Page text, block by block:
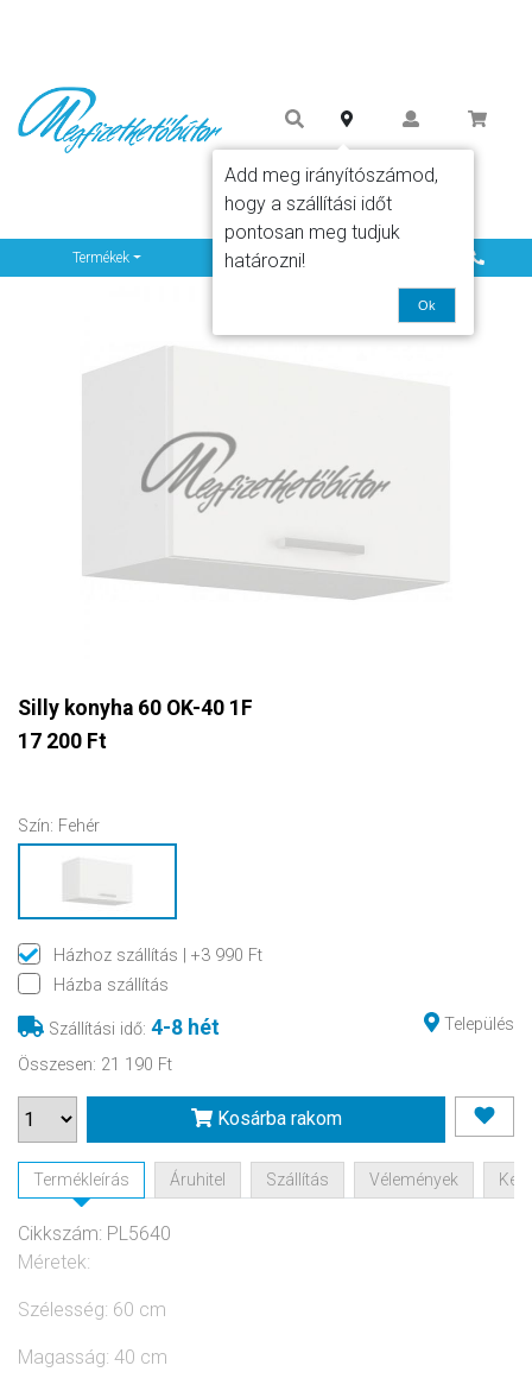
Termékek
Silly konyha 60 OK-40 1F
17 200 Ft
Szín: Fehér
Házhoz szállítás
| +3 990 Ft
Házba szállítás
Szállítási idő: 4-8 hét
Település
Összesen: 21 190 Ft
Kosárba rakom
Termékleírás Áruhitel Szállítás Vélemények
Cikkszám: PL5640
Méretek:
Szélesség: 60 cm
Magasság: 40 cm
Add meg irányítószámod,
hogy a szállítási időt
pontosan meg tudjuk
határozni!
Ok